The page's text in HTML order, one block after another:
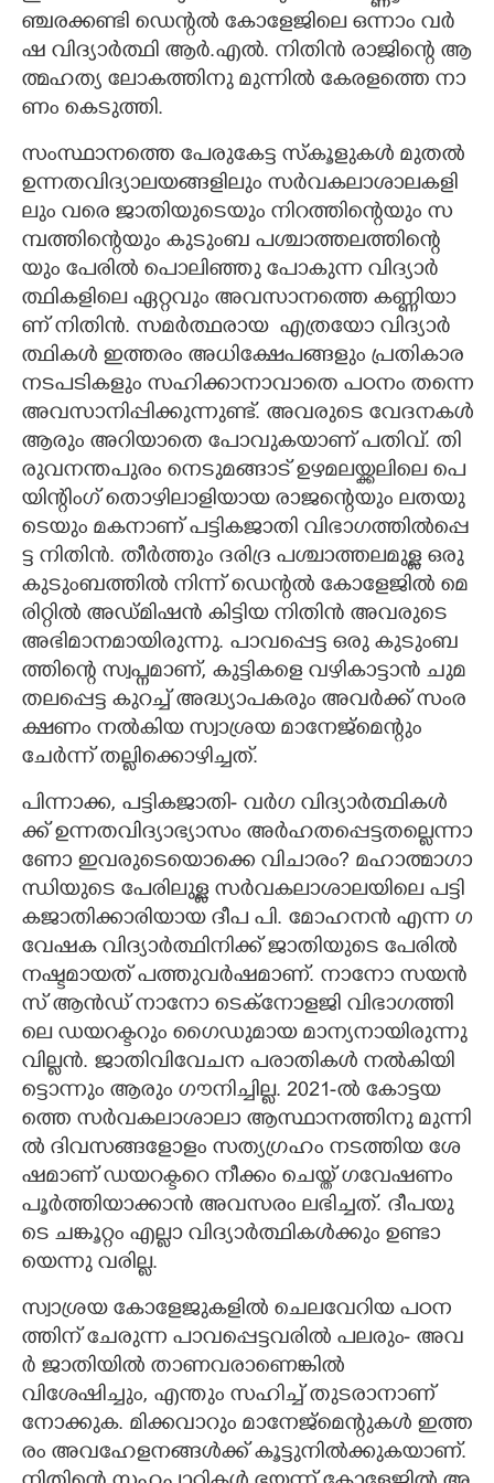
ഞ്ച​ര​ക്ക​ണ്ടി​ ​ഡെ​ന്റ​ൽ​ ​കോ​ളേ​ജി​ലെ​ ​ഒ​ന്നാം​ ​വ​ർ​
ഷ​ ​വി​ദ്യാ​ർ​ത്ഥി​ ​ആ​ർ.​എ​ൽ.​ ​നി​തി​ൻ​ ​രാ​ജി​ന്റെ​ ​ആ​
ത്മ​ഹ​ത്യ​ ​ലോ​ക​ത്തി​നു ​മു​ന്നി​ൽ​ ​കേ​ര​ള​ത്തെ​ ​നാ​
ണം​ ​കെ​ടു​ത്തി.​ ​
സം​സ്ഥാ​ന​ത്തെ​ ​പേ​രു​കേ​ട്ട​ ​സ്കൂ​ളു​ക​ൾ​ ​മു​ത​ൽ​ ​
ഉ​ന്ന​ത​വി​ദ്യാ​ല​യ​ങ്ങ​ളി​ലും​ ​സ​ർ​വക​ലാ​ശാ​ല​ക​ളി​
ലും വരെ ​ജാ​തി​യു​ടെ​യും​ ​നി​റ​ത്തി​ന്റെ​യും​ ​സ​
മ്പ​ത്തി​ന്റെ​യും​ ​കു​ടും​ബ​ പ​ശ്ചാ​ത്ത​ല​ത്തി​ന്റെ​
യും​ ​പേ​രി​ൽ​ ​പൊ​ലി​ഞ്ഞു​ ​പോ​കു​ന്ന​ ​വി​ദ്യാ​ർ​
ത്ഥി​ക​ളി​ലെ​ ​ഏ​റ്റ​വും​ ​അ​വ​സാ​ന​ത്തെ​ ​ക​ണ്ണി​യാ​
ണ് ​നി​തി​ൻ.​​ ​സ​മ​ർ​ത്ഥ​രാ​യ​ ​ ​എ​ത്ര​യോ വി​​​ദ്യാ​ർ​
ത്ഥി​​​ക​ൾ​ ​ഇ​ത്ത​രം​ ​അ​ധി​​​ക്ഷേ​പ​ങ്ങ​ളും​ ​പ്ര​തി​​​കാ​ര​ ​
ന​ട​പ​ടി​​​ക​ളും​ ​സ​ഹി​​​ക്കാ​നാ​വാ​തെ​ ​പ​ഠ​നം​ ​ത​ന്നെ​
​അ​വ​സാ​നി​​​പ്പി​​​ക്കു​ന്നു​ണ്ട്.​ ​അ​വ​രു​ടെ​ ​വേ​ദ​ന​ക​ൾ​
​ആ​രും അറിയാതെ ​പോ​വു​ക​യാ​ണ് ​പ​തി​വ്. തി​
രു​വ​ന​ന്ത​പു​രം​ ​നെ​ടു​മ​ങ്ങാ​ട് ​ഉ​ഴ​മ​ല​യ്ക്ക​ലി​ലെ​ ​പെ​
യി​ന്റിം​ഗ് ​തൊ​ഴി​ലാ​ളി​യാ​യ​ ​രാ​ജ​ന്റെ​യും​ ​ല​ത​യു​
ടെ​യും​ ​മ​ക​നാ​ണ് പ​ട്ടി​ക​ജാ​തി​ ​വി​ഭാ​ഗ​ത്തി​ൽ​പ്പെ​
ട്ട​ ​നി​​​തി​​​ൻ.​ ​തീ​ർ​ത്തും​ ​ദ​രി​ദ്ര​ ​പ​ശ്ചാ​ത്ത​ല​മു​ള്ള​ ​ഒ​രു​ ​
കു​ടും​ബ​ത്തി​ൽ​ ​നി​ന്ന് ​ഡെ​ന്റ​ൽ​ ​കോ​ളേ​ജി​ൽ​ ​മെ​
രി​റ്റി​ൽ​ ​അ​ഡ്മി​ഷ​ൻ​ ​കി​ട്ടി​യ​ ​നി​തി​ൻ​ ​അ​വ​രു​ടെ​ ​
അ​ഭി​മാ​ന​മാ​യി​രു​ന്നു.​ ​പാ​വ​പ്പെ​ട്ട​ ​ഒ​രു​ ​കു​ടും​ബ​
ത്തി​ന്റെ​ ​സ്വ​പ്ന​മാ​ണ്,​ ​കു​ട്ടി​ക​ളെ​ ​വ​ഴി​കാ​ട്ടാ​ൻ​ ​ചു​മ​
ത​ല​പ്പെ​ട്ട​ ​കു​റ​ച്ച് ​അ​ദ്ധ്യാ​പ​ക​രും​ ​അ​വ​ർ​ക്ക് ​സം​ര​
ക്ഷ​ണം​ ​ന​ൽ​കി​യ​ ​സ്വാ​ശ്ര​യ​ ​മാ​നേ​ജ്മെ​ന്റും​ ​
ചേർന്ന് ത​ല്ലി​ക്കൊ​ഴി​ച്ച​ത്.​ ​
പി​ന്നാ​ക്ക,​ ​പ​ട്ടി​ക​ജാ​തി- വ​ർ​ഗ​ ​വി​ദ്യാ​ർ​ത്ഥി​ക​ൾ​
ക്ക് ​ഉ​ന്ന​ത​വി​ദ്യാ​ഭ്യാ​സം​ ​അ​ർ​ഹ​ത​പ്പെ​ട്ട​ത​ല്ലെ​ന്നാ​
ണോ​ ​ഇ​വ​രു​ടെ​യൊ​ക്കെ​ ​വി​​​ചാ​രം​? ​മ​ഹാ​ത്മാ​ഗാ​
ന്ധി​യു​ടെ​ ​പേ​രി​​​ലു​ള്ള​ ​സ​ർ​വ​ക​ലാ​ശാ​ല​യി​​​ലെ​ ​പ​ട്ടി​​​
ക​ജാ​തി​​​ക്കാ​രി​​​യാ​യ​ ​ദീ​പ​ ​പി​​.​ ​മോ​ഹ​ന​ൻ​ ​എ​ന്ന​ ​ഗ​
വേ​ഷ​ക​ ​വി​​​ദ്യാ​ർ​ത്ഥി​നി​​​ക്ക് ​ജാ​തി​​​യു​ടെ​ ​പേ​രി​​​ൽ​ ​
ന​ഷ്ട​മാ​യ​ത് ​പ​ത്തു​വ​ർ​ഷ​മാ​ണ്.​ ​നാ​നോ​ ​സ​യ​ൻ​
സ്​​ ​ആ​ൻ​ഡ് ​നാ​നോ​ ​ടെ​ക്നോ​ള​ജി​ ​വി​​​ഭാ​ഗ​ത്തി​​​
ലെ​ ​ഡ​യ​റ​ക്ട​റും​ ​ഗൈ​ഡു​മാ​യ​ ​മാ​ന്യ​നാ​യി​​​രു​ന്നു​ ​
വി​​​ല്ല​ൻ.​ ​ജാ​തി​​​വി​​​വേ​ച​ന​ ​പ​രാ​തി​​​ക​ൾ​ ​ന​ൽ​കി​​​യി​​​
ട്ടൊ​ന്നും​ ​ആ​രും​ ​ഗൗ​നി​​​ച്ചി​​​ല്ല.​ 2021-​ൽ​ ​കോ​ട്ട​യ​
ത്തെ​ ​സ​ർ​വക​ലാ​ശാ​ലാ ​ആ​സ്ഥാ​ന​ത്തി​​​നു മു​ന്നി​​​
ൽ​ ​ദി​​​വ​സ​ങ്ങ​ളോ​ളം​ ​സ​ത്യ​ഗ്ര​ഹം​ ​ന​ട​ത്തി​​​യ​ ​ശേ​
ഷ​മാ​ണ് ​ഡ​യ​റ​ക്ട​റെ​ ​നീ​ക്കം​ ​ചെ​യ്ത് ​ഗ​വേ​ഷ​ണം​ ​
പൂ​ർ​ത്തി​​​യാ​ക്കാ​ൻ​ ​അ​വ​സ​രം​ ​ല​ഭി​​​ച്ച​ത്.​ ​ദീ​പ​യു​
ടെ​ ​ച​ങ്കൂ​റ്റം​ ​എ​ല്ലാ​ ​വി​​​ദ്യാ​ർ​ത്ഥി​​​ക​ൾ​ക്കും​ ​ഉ​ണ്ടാ​
യെ​ന്നു ​വ​രി​​​ല്ല.​
​സ്വാ​ശ്ര​യ​ ​കോ​ളേ​ജു​ക​ളി​​​ൽ​ ​ചെ​ല​വേ​റി​​​യ​ ​പ​ഠ​ന​
ത്തി​​​ന് ​ചേ​രു​ന്ന​ ​പാ​വ​പ്പെ​ട്ട​വ​രി​​​ൽ പലരും- അ​വ​
ർ​ ​ജാ​തി​​​യി​​​ൽ​ ​താ​ണ​വ​രാണെങ്കിൽ
വിശേഷിച്ചും,​ ​എ​ന്തും​ ​സ​ഹി​​​ച്ച് ​തു​ട​രാ​നാ​ണ് ​
നോ​ക്കു​ക.​ ​മി​​​ക്ക​വാ​റും​ ​മാ​നേ​ജ്മെ​ന്റു​ക​ൾ​ ​ഇ​ത്ത​
രം​ ​അ​വ​ഹേ​ള​ന​ങ്ങ​ൾ​ക്ക് ​കൂ​ട്ടു​നി​​​ൽ​ക്കു​ക​യാ​ണ്.​ ​